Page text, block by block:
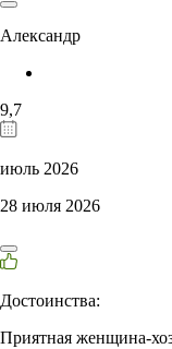
Александр
9,7
июль 2026
28 июля 2026
Достоинства:
Приятная женщина-